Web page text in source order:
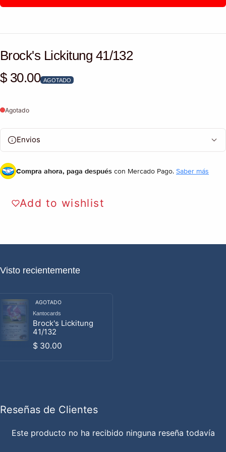
Brock's Lickitung 41/132
Precio habitual
$ 30.00 AGOTADO
Agotado
Envios
Compra ahora, paga después con Mercado Pago. Saber más
Add to wishlist
Visto recientemente
AGOTADO
Proveedor:
Kantocards
Brock's Lickitung
41/132
Precio habitual
$ 30.00
Reseñas de Clientes
Este producto no ha recibido ninguna reseña todavía